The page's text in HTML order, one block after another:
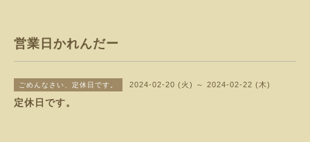
営業日かれんだー
ごめんなさい、定休日です。 2024-02-20 (火) ～ 2024-02-22 (木)
定休日です。